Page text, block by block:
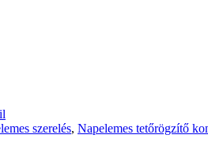
szerelés, Napelemes tetőrögzítő